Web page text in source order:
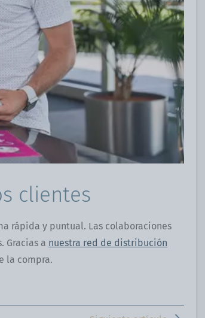
clientes
rápida y puntual. Las colaboraciones
Gracias a nuestra red de distribución
la compra.